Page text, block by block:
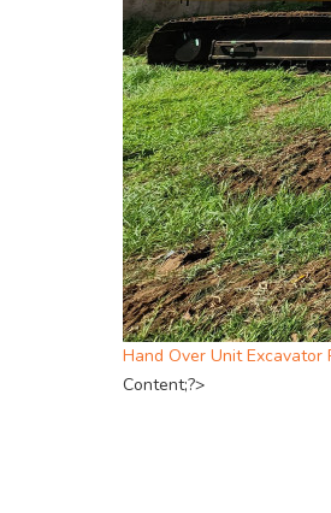
Hand Over Unit Excavator
Content;?>